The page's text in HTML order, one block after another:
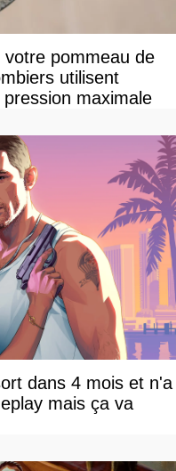
pommeau de
utilisent
maximale
dans 4 mois et n'a
mais ça va